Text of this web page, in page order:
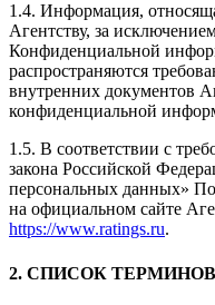
1.4. Информация,
Агентству, за
Конфиденциальной
распространяются
внутренних документов
конфиденциальной
1.5. В соответствии с
закона Российской
персональных данных»
на официальном сайте
https://www.ratings.ru.
2. СПИСОК